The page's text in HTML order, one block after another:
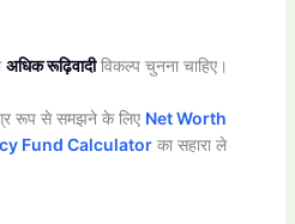
अधिक रूढ़िवादीविकल्प चुनना चाहिए।
रूप से समझने के लिए Net Worth
Fund Calculatorका सहारा ले